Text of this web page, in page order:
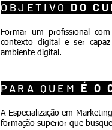
OBJETIVO DO
Formar um profissional
contexto digital e ser
ambiente digital.
PARA QUEM É O
A Especialização em
formação superior que